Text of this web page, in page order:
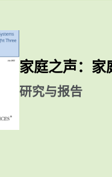
家庭之声：家
研究与报告